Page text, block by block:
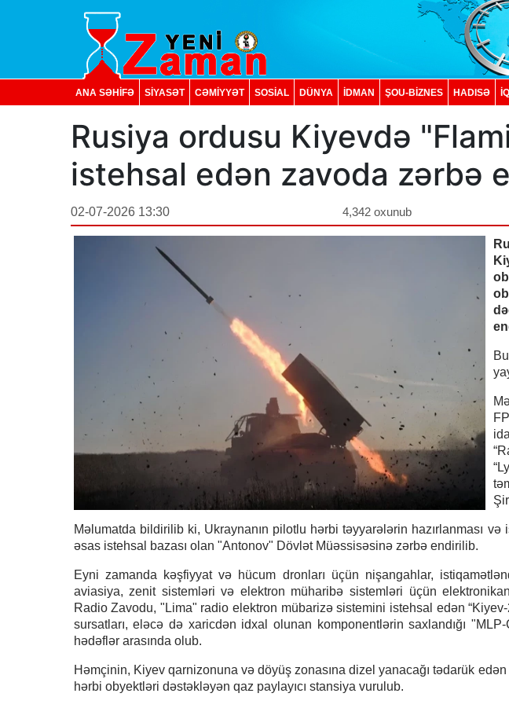
ANA SƏHİFƏ SİYASƏT CƏMİYYƏT SOSIAL DÜNYA İDMAN ŞOU-BİZNES HADISƏ
Rusiya ordusu Kiyevdə
istehsal edən zavoda zərbə
02-07-2026 13:30 4,342 oxunub
Məlumatda bildirilib ki, Ukraynanın pilotlu hərbi təyyarələrin hazırlanması və
əsas istehsal bazası olan "Antonov" Dövlət Müəssisəsinə zərbə endirilib.
Eyni zamanda kəşfiyyat və hücum dronları üçün nişangahlar,
aviasiya, zenit sistemləri və elektron müharibə sistemləri üçün
Radio Zavodu, "Lima" radio elektron mübarizə sistemini istehsal edən “Kiyev-
sursatları, eləcə də xaricdən idxal olunan komponentlərin saxlandığı
hədəflər arasında olub.
Həmçinin, Kiyev qarnizonuna və döyüş zonasına dizel yanacağı tədarük edən
hərbi obyektləri dəstəkləyən qaz paylayıcı stansiya vurulub.